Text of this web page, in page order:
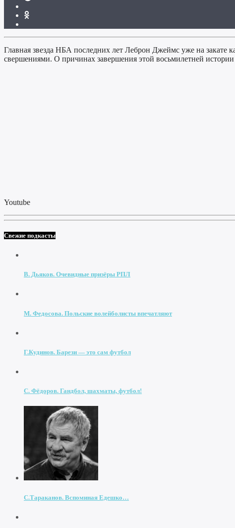
Главная звезда НБА последних лет Леброн Джеймс уже на
свершениями. О причинах завершения этой восьмилетней
Youtube
Свежие подкасты
В. Дьяков. Очевидные призёры РПЛ
М. Федосова. Польские волейболисты впечатляют
Г.Кудинов. Барези — это сам футбол
С. Фёдоров. Гандбол, шахматы, футбол!
С.Тараканов. Вспоминая Едешко…